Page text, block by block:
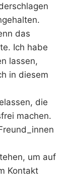
das
Ich habe
lassen,
in diesem
die
machen.
um auf
Kontakt